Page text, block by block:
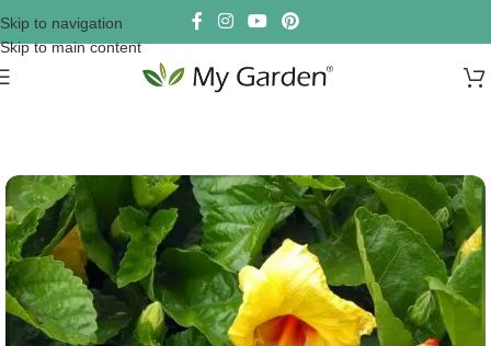
Skip to navigation
Skip to main content